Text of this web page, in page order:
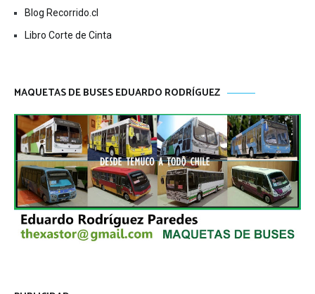
Blog Recorrido.cl
Libro Corte de Cinta
MAQUETAS DE BUSES EDUARDO RODRÍGUEZ